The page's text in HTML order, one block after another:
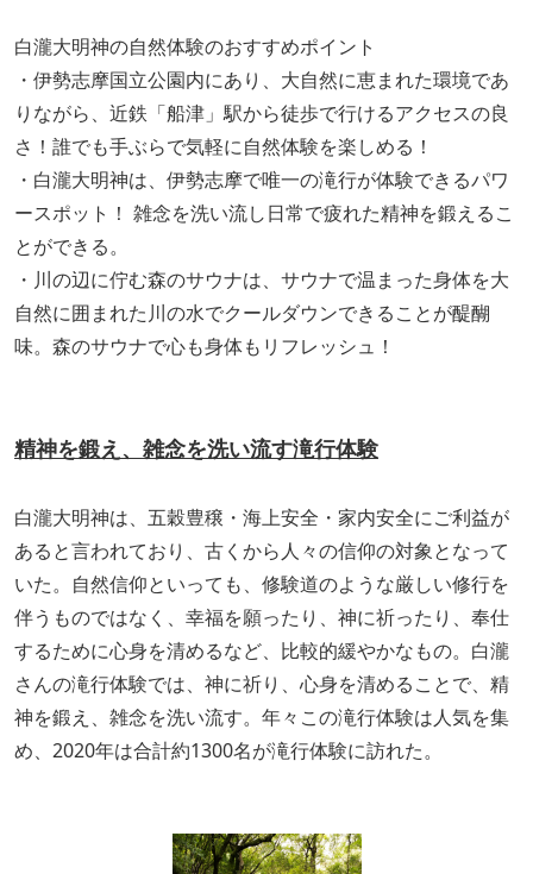
白瀧大明神の自然体験のおすすめポイント
・伊勢志摩国立公園内にあり、大自然に恵まれた環境であ
りながら、近鉄「船津」駅から徒歩で行けるアクセスの良
さ！誰でも手ぶらで気軽に自然体験を楽しめる！
・白瀧大明神は、伊勢志摩で唯一の滝行が体験できるパワ
ースポット！ 雑念を洗い流し日常で疲れた精神を鍛えるこ
とができる。
・川の辺に佇む森のサウナは、サウナで温まった身体を大
自然に囲まれた川の水でクールダウンできることが醍醐
味。森のサウナで心も身体もリフレッシュ！
精神を鍛え、雑念を洗い流す滝行体験
白瀧大明神は、五穀豊穣・海上安全・家内安全にご利益が
あると言われており、古くから人々の信仰の対象となって
いた。自然信仰といっても、修験道のような厳しい修行を
伴うものではなく、幸福を願ったり、神に祈ったり、奉仕
するために心身を清めるなど、比較的緩やかなもの。白瀧
さんの滝行体験では、神に祈り、心身を清めることで、精
神を鍛え、雑念を洗い流す。年々この滝行体験は人気を集
め、2020年は合計約1300名が滝行体験に訪れた。